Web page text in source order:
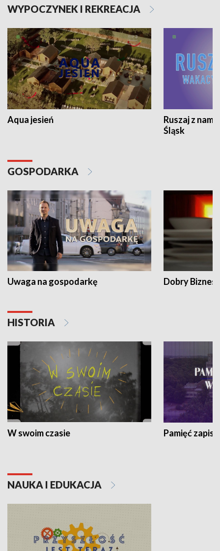
WYPOCZYNEK I REKREACJA
Aqua jesień
Ruszaj z
Śląsk
GOSPODARKA
Uwaga na gospodarkę Dobry Biznes
HISTORIA
W swoim czasie Pamięć
NAUKA I EDUKACJA